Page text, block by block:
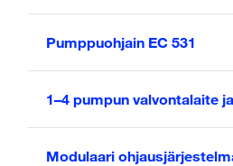
Pumppuohjain EC 531
1–4 pumpun valvontalaite
Modulaari